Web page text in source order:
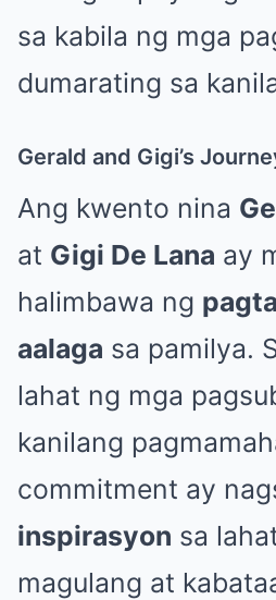
sa kabila ng mga
dumarating sa
Gerald and Gigi’s
Ang kwento nina
at Gigi De Lana ay
halimbawa ng
aalaga sa pamilya.
lahat ng mga
kanilang
commitment ay
inspirasyon sa
magulang at